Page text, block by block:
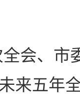
会、市
来五年